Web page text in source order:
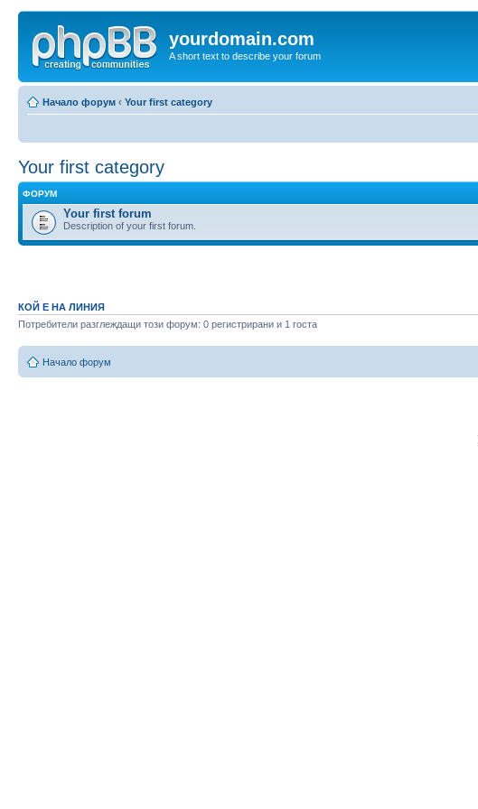
yourdomain.com
A short text to describe your forum
Начало форум ‹ Your first category
Your first category
ФОРУМ
Your first forum
Description of your first forum.
КОЙ Е НА ЛИНИЯ
Потребители разглеждащи този форум: 0 регистрирани и 1 госта
Начало форум